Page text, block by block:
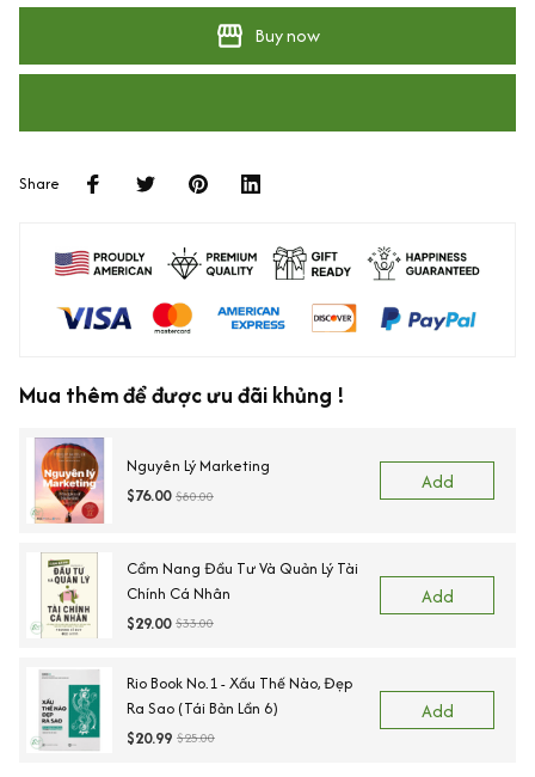
Buy now
Share
Mua thêm để được ưu đãi khủng !
Nguyên Lý Marketing
$76.00 $80.00
Add
Cẩm Nang Đầu Tư Và Quản Lý Tài
Chính Cá Nhân
$29.00 $33.00
Add
Rio Book No.1 - Xấu Thế Nào, Đẹp
Ra Sao (Tái Bản Lần 6)
$20.99 $25.00
Add